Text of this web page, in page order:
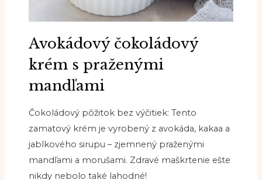
Avokádový čokoládový
krém s praženými
mandľami
Čokoládový pôžitok bez výčitiek: Tento
zamatový krém je vyrobený z avokáda, kakaa a
jablkového sirupu – zjemnený praženými
mandľami a morušami. Zdravé maškrtenie ešte
nikdy nebolo také lahodné!